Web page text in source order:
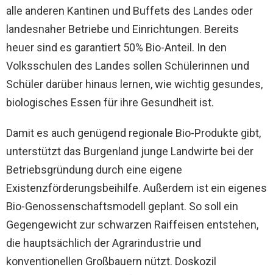
alle anderen Kantinen und Buffets des Landes oder
landesnaher Betriebe und Einrichtungen. Bereits
heuer sind es garantiert 50% Bio-Anteil. In den
Volksschulen des Landes sollen Schülerinnen und
Schüler darüber hinaus lernen, wie wichtig gesundes,
biologisches Essen für ihre Gesundheit ist.
Damit es auch genügend regionale Bio-Produkte gibt,
unterstützt das Burgenland junge Landwirte bei der
Betriebsgründung durch eine eigene
Existenzförderungsbeihilfe. Außerdem ist ein eigenes
Bio-Genossenschaftsmodell geplant. So soll ein
Gegengewicht zur schwarzen Raiffeisen entstehen,
die hauptsächlich der Agrarindustrie und
konventionellen Großbauern nützt. Doskozil